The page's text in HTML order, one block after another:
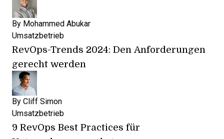
By Mohammed Abukar
Umsatzbetrieb
RevOps-Trends 2024: Den Anforderungen
gerecht werden
By Cliff Simon
Umsatzbetrieb
9 RevOps Best Practices für